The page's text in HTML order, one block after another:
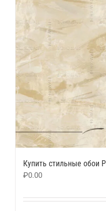
Купить стильные обои
₽0.00